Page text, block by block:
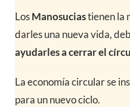
LosManosuciastienen la
darles una nueva vida,
ayudarles a cerrar el
La economía circular se
para un nuevo ciclo.